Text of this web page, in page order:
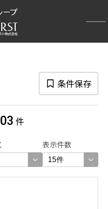
条件保存
件
表示件数
を変更する